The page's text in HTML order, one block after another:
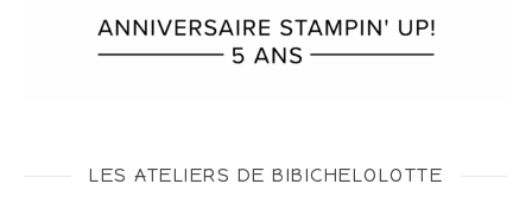
LES ATELIERS DE BIBICHELOLOTTE